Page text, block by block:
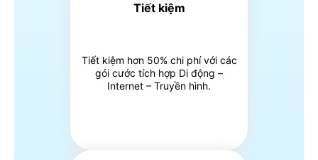
Tiết kiệm
Tiết kiệm hơn 50% chi phí với các
gói cước tích hợp Di động –
Internet – Truyền hình.